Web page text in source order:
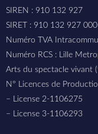
SIREN : 910 132 927
SIRET : 910 132 927
Numéro TVA
Numéro RCS : Lille
Arts du spectacle vivant
N° Licences de
– License 2-1106275
– License 3-1106293